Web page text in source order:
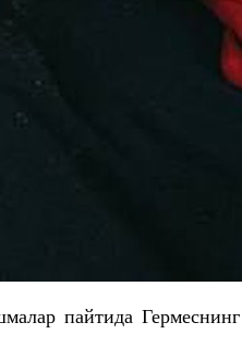
пайтида